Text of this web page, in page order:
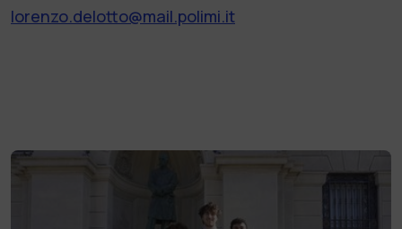
lorenzo.delotto@mail.polimi.it